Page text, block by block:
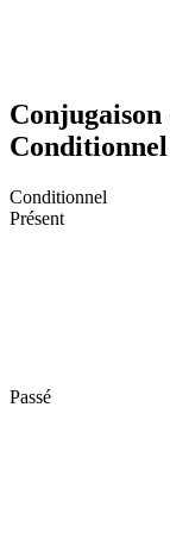
Conditionnel
Conditionnel
Présent
Passé